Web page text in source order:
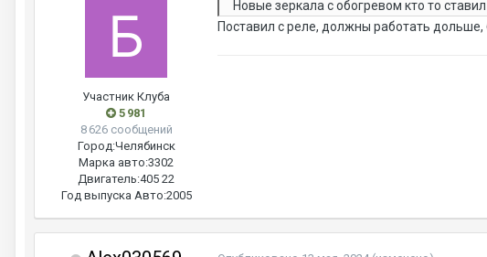
Участник Клуба
5 981
8 626 сообщений
Город:Челябинск
Марка авто:3302
Двигатель:405 22
Год выпуска Авто:2005
Новые зеркала с обогревом кто то
Поставил с реле, должны работать